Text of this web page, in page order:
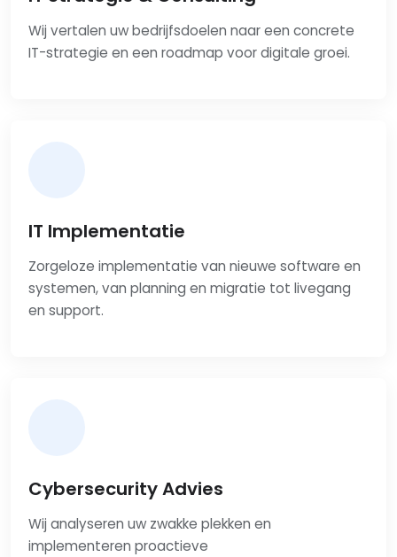
Wij vertalen uw bedrijfsdoelen naar een concrete
IT-strategie en een roadmap voor digitale groei.
IT Implementatie
Zorgeloze implementatie van nieuwe software en
systemen, van planning en migratie tot livegang
en support.
Cybersecurity Advies
Wij analyseren uw zwakke plekken en
implementeren proactieve